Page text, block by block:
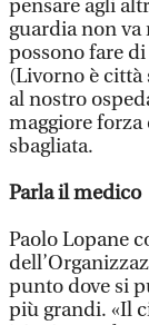
pensare agli
guardia non va
possono fare
(Livorno è città
al nostro
maggiore forza
sbagliata.
Parla il medico
Paolo Lopane
punto dove si
più grandi. «Il